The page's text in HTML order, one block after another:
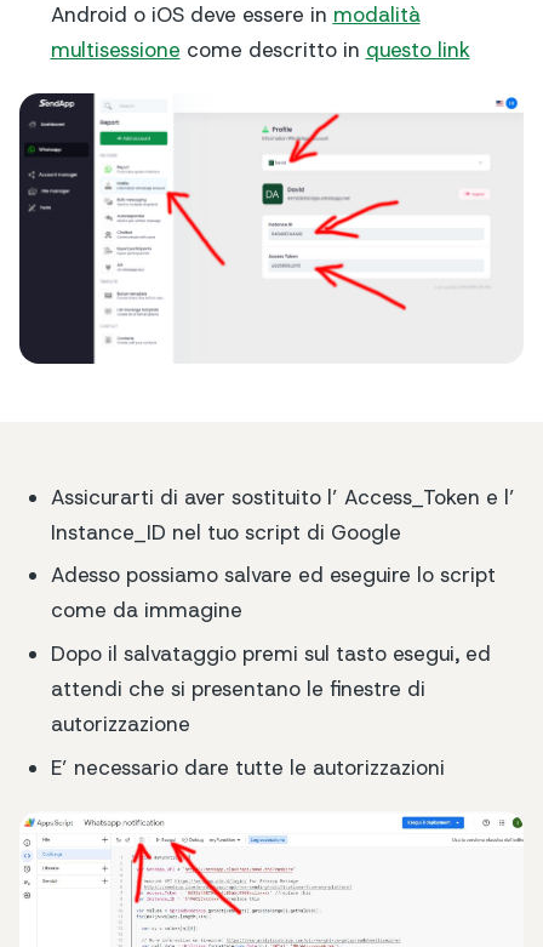
Android o iOS deve essere in modalità
multisessione come descritto in questo link
Assicurarti di aver sostituito l’ Access_Token e l’
Instance_ID nel tuo script di Google
Adesso possiamo salvare ed eseguire lo script
come da immagine
Dopo il salvataggio premi sul tasto esegui, ed
attendi che si presentano le finestre di
autorizzazione
E’ necessario dare tutte le autorizzazioni